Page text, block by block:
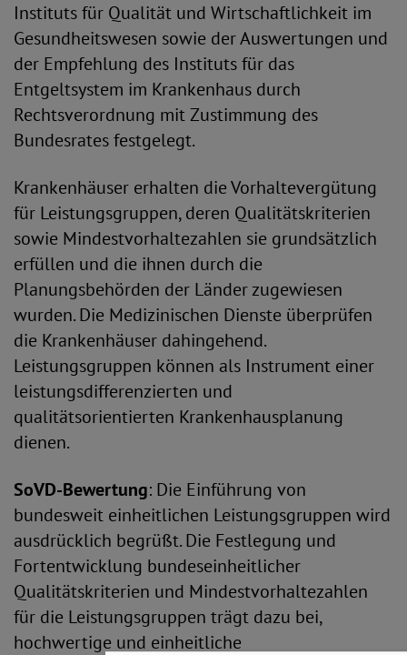
Instituts für Qualität und Wirtschaftlichkeit im
Gesundheitswesen sowie der Auswertungen und
der Empfehlung des Instituts für das
Entgeltsystem im Krankenhaus durch
Rechtsverordnung mit Zustimmung des
Bundesrates festgelegt.
Krankenhäuser erhalten die Vorhaltevergütung
für Leistungsgruppen, deren Qualitätskriterien
sowie Mindestvorhaltezahlen sie grundsätzlich
erfüllen und die ihnen durch die
Planungsbehörden der Länder zugewiesen
wurden. Die Medizinischen Dienste überprüfen
die Krankenhäuser dahingehend.
Leistungsgruppen können als Instrument einer
leistungsdifferenzierten und
qualitätsorientierten Krankenhausplanung
dienen.
SoVD-Bewertung: Die Einführung von
bundesweit einheitlichen Leistungsgruppen wird
ausdrücklich begrüßt. Die Festlegung und
Fortentwicklung bundeseinheitlicher
Qualitätskriterien und Mindestvorhaltezahlen
für die Leistungsgruppen trägt dazu bei,
hochwertige und einheitliche